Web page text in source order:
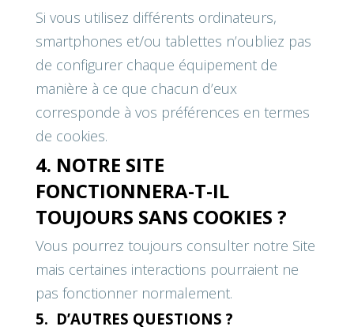
Si vous utilisez différents ordinateurs,
smartphones et/ou tablettes n’oubliez pas
de configurer chaque équipement de
manière à ce que chacun d’eux
corresponde à vos préférences en termes
de cookies.
4. NOTRE SITE
FONCTIONNERA-T-IL
TOUJOURS SANS COOKIES ?
Vous pourrez toujours consulter notre Site
mais certaines interactions pourraient ne
pas fonctionner normalement.
5. D’AUTRES QUESTIONS ?